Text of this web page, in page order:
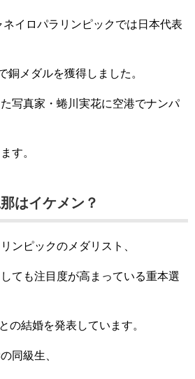
イロパラリンピックでは日本代表
銅メダルを獲得しました。
写真家・蜷川実花に空港でナンパ
す。
はイケメン？
ンピックのメダリスト、
ても注目度が高まっている重本選
の結婚を発表しています。
同級生、